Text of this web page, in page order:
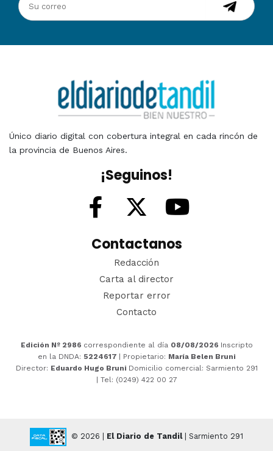
Único diario digital con cobertura integral en cada rincón de
la provincia de Buenos Aires.
¡Seguinos!
Contactanos
Redacción
Carta al director
Reportar error
Contacto
Edición Nº 2986 correspondiente al día 08/08/2026 Inscripto
en la DNDA: 5224617 | Propietario: María Belen Bruni
Director: Eduardo Hugo Bruni Domicilio comercial: Sarmiento 291
| Tel: (0249) 422 00 27
© 2026 | El Diario de Tandil| Sarmiento 291